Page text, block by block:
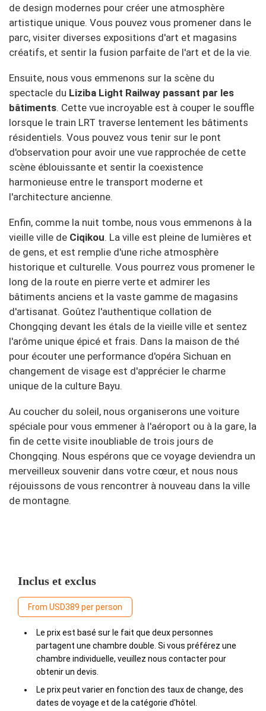
de design modernes pour créer une atmosphère
artistique unique. Vous pouvez vous promener dans le
parc, visiter diverses expositions d'art et magasins
créatifs, et sentir la fusion parfaite de l'art et de la vie.
Ensuite, nous vous emmenons sur la scène du
spectacle du Liziba Light Railway passant par les
bâtiments. Cette vue incroyable est à couper le souffle
lorsque le train LRT traverse lentement les bâtiments
résidentiels. Vous pouvez vous tenir sur le pont
d'observation pour avoir une vue rapprochée de cette
scène éblouissante et sentir la coexistence
harmonieuse entre le transport moderne et
l'architecture ancienne.
Enfin, comme la nuit tombe, nous vous emmenons à la
vieille ville de Ciqikou. La ville est pleine de lumières et
de gens, et est remplie d'une riche atmosphère
historique et culturelle. Vous pourrez vous promener le
long de la route en pierre verte et admirer les
bâtiments anciens et la vaste gamme de magasins
d'artisanat. Goûtez l'authentique collation de
Chongqing devant les étals de la vieille ville et sentez
l'arôme unique épicé et frais. Dans la maison de thé
pour écouter une performance d'opéra Sichuan en
changement de visage est d'apprécier le charme
unique de la culture Bayu.
Au coucher du soleil, nous organiserons une voiture
spéciale pour vous emmener à l'aéroport ou à la gare, la
fin de cette visite inoubliable de trois jours de
Chongqing. Nous espérons que ce voyage deviendra un
merveilleux souvenir dans votre cœur, et nous nous
réjouissons de vous rencontrer à nouveau dans la ville
de montagne.
Inclus et exclus
From USD389 per person
Le prix est basé sur le fait que deux personnes
partagent une chambre double. Si vous préférez une
chambre individuelle, veuillez nous contacter pour
obtenir un devis.
Le prix peut varier en fonction des taux de change, des
dates de voyage et de la catégorie d'hôtel.